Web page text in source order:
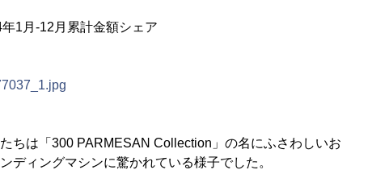
1月-12月累計金額シェア
ちは「300 PARMESAN Collection」の名にふさわしいお
ディングマシンに驚かれている様子でした。